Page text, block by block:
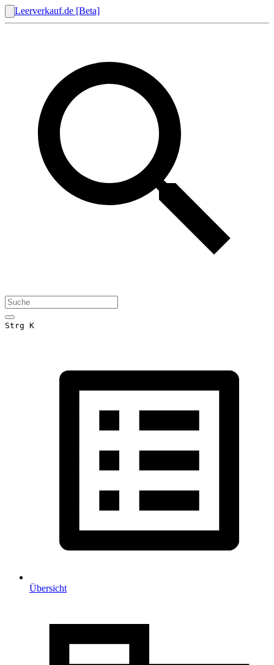
Leerverkauf.de [Beta]
Strg K
Übersicht